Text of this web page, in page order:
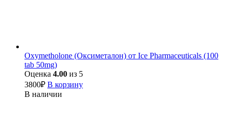
Oxymetholone (Оксиметалон) от Ice Pharmaceuticals (100
tab 50mg)
Оценка 4.00 из 5
3800₽ В корзину
В наличии